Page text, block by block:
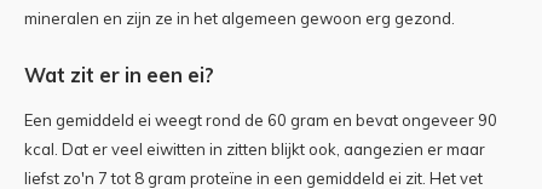
mineralen en zijn ze in het algemeen gewoon erg gezond.
Wat zit er in een ei?
Een gemiddeld ei weegt rond de 60 gram en bevat ongeveer 90
kcal. Dat er veel eiwitten in zitten blijkt ook, aangezien er maar
liefst zo'n 7 tot 8 gram proteïne in een gemiddeld ei zit. Het vet